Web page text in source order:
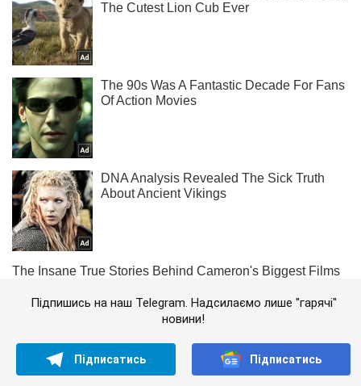
Підпишись на наш Telegram. Надсилаємо лише "гарячі"
новини!
Підписатись Підписатись